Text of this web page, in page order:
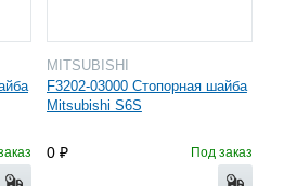
MITSUBISHI
F3202-03000 Стопорная шайба
Mitsubishi S6S
0 Под заказ